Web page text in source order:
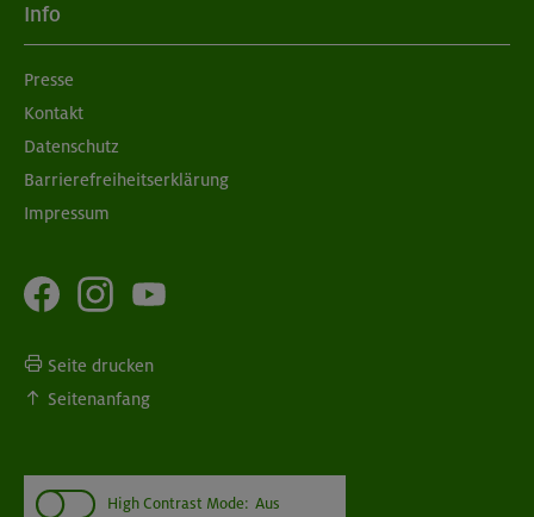
Info
Presse
Kontakt
Datenschutz
Barrierefreiheitserklärung
Impressum
Seite drucken
Seitenanfang
High Contrast Mode: Aus